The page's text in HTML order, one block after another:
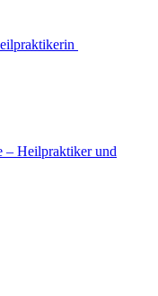
– Heilpraktiker und